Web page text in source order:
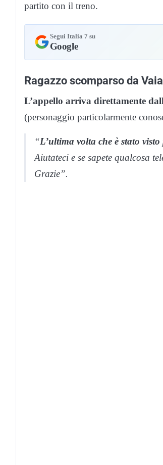
partito con il treno.
Segui Italia 7 su
Google
Ragazzo scomparso da
L’appello arriva direttamente
(personaggio particolarmente
“L’ultima volta che è stato visto
Aiutateci e se sapete qualcosa
Grazie”.